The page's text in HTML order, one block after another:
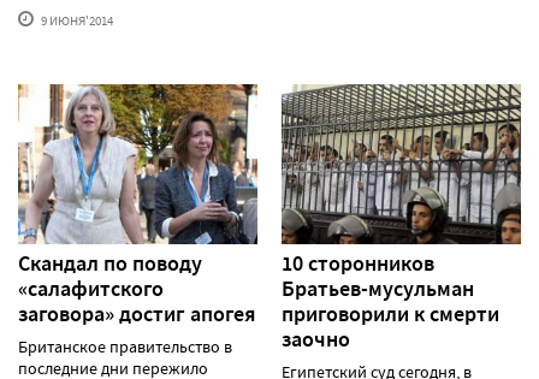
9 ИЮНЯ'2014
Скандал по поводу
«салафитского
заговора» достиг апогея
Британское правительство в
последние дни пережило
10 сторонников
Братьев-мусульман
приговорили к смерти
заочно
Египетский суд сегодня, в